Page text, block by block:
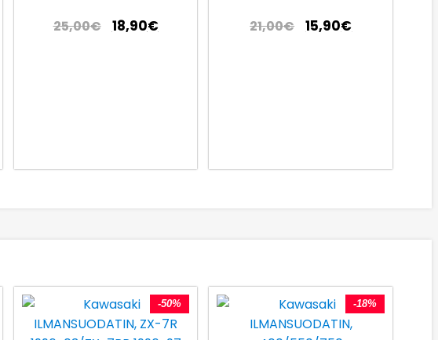
25,00€ 18,90€ 21,00€ 15,90€
-50% -18%